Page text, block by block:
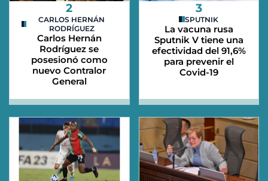
2
CARLOS HERNÁN
RODRÍGUEZ
Carlos Hernán
Rodríguez se
posesionó como
nuevo Contralor
General
3
SPUTNIK
La vacuna rusa
Sputnik V tiene una
efectividad del 91,6%
para prevenir el
Covid-19